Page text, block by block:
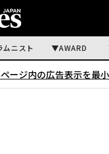
ムニスト AWARD
ージ内の広告表示を最